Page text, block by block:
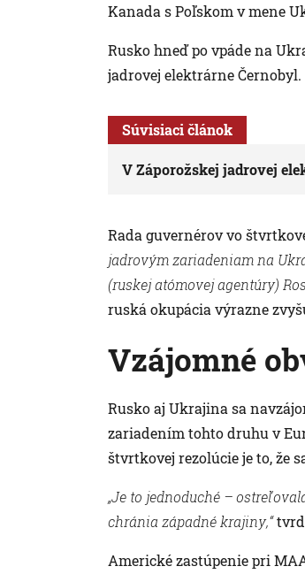
Kanada s Poľskom v mene
Rusko hneď po vpáde na
jadrovej elektrárne
Súvisiaci článok
V Záporožskej jadrovej
Rada guvernérov vo
jadrovým zariadeniam na
(ruskej atómovej agentúry)
ruská okupácia výrazne
Vzájomné
Rusko aj Ukrajina sa
zariadením tohto druhu v
štvrtkovej rezolúcie je to, že
„Je to jednoduché –
chránia západné krajiny,“
Americké zastúpenie pri